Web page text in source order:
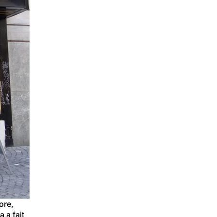
a fait